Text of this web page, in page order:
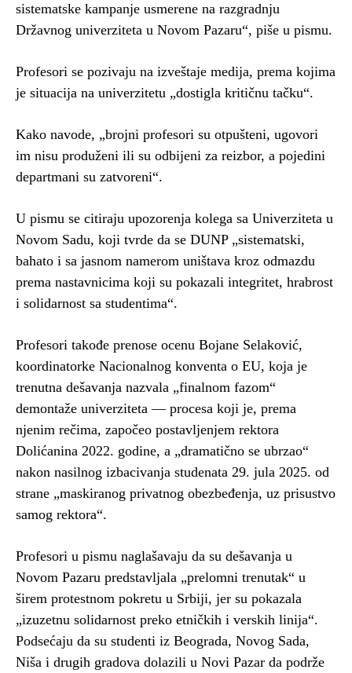
sistematske kampanje usmerene na razgradnju
Državnog univerziteta u Novom Pazaru“, piše u pismu.
Profesori se pozivaju na izveštaje medija, prema kojima
je situacija na univerzitetu „dostigla kritičnu tačku“.
Kako navode, „brojni profesori su otpušteni, ugovori
im nisu produženi ili su odbijeni za reizbor, a pojedini
departmani su zatvoreni“.
U pismu se citiraju upozorenja kolega sa Univerziteta u
Novom Sadu, koji tvrde da se DUNP „sistematski,
bahato i sa jasnom namerom uništava kroz odmazdu
prema nastavnicima koji su pokazali integritet, hrabrost
i solidarnost sa studentima“.
Profesori takođe prenose ocenu Bojane Selaković,
koordinatorke Nacionalnog konventa o EU, koja je
trenutna dešavanja nazvala „finalnom fazom“
demontaže univerziteta — procesa koji je, prema
njenim rečima, započeo postavljenjem rektora
Dolićanina 2022. godine, a „dramatično se ubrzao“
nakon nasilnog izbacivanja studenata 29. jula 2025. od
strane „maskiranog privatnog obezbeđenja, uz prisustvo
samog rektora“.
Profesori u pismu naglašavaju da su dešavanja u
Novom Pazaru predstavljala „prelomni trenutak“ u
širem protestnom pokretu u Srbiji, jer su pokazala
„izuzetnu solidarnost preko etničkih i verskih linija“.
Podsećaju da su studenti iz Beograda, Novog Sada,
Niša i drugih gradova dolazili u Novi Pazar da podrže